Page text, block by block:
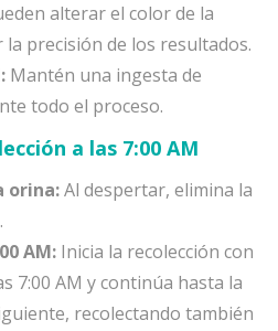
alterar el color de la
precisión de los resultados.
Mantén una ingesta de
todo el proceso.
a las 7:00 AM
orina:Al despertar, elimina la
AM: Inicia la recolección con
7:00 AM y continúa hasta la
recolectando también